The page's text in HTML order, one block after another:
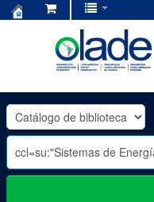
OLADE
-